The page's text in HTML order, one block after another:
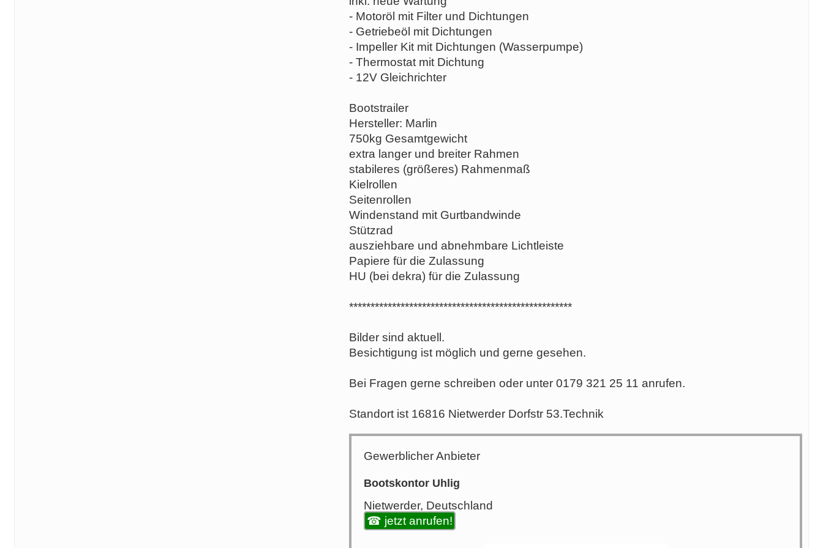
- Motoröl mit Filter und Dichtungen
- Getriebeöl mit Dichtungen
- Impeller Kit mit Dichtungen (Wasserpumpe)
- Thermostat mit Dichtung
- 12V Gleichrichter
Bootstrailer
Hersteller: Marlin
750kg Gesamtgewicht
extra langer und breiter Rahmen
stabileres (größeres) Rahmenmaß
Kielrollen
Seitenrollen
Windenstand mit Gurtbandwinde
Stützrad
ausziehbare und abnehmbare Lichtleiste
Papiere für die Zulassung
HU (bei dekra) für die Zulassung
****************************************************
Bilder sind aktuell.
Besichtigung ist möglich und gerne gesehen.
Bei Fragen gerne schreiben oder unter 0179 321 25 11 anrufen.
Standort ist 16816 Nietwerder Dorfstr 53.Technik
Gewerblicher Anbieter
Bootskontor Uhlig
Nietwerder, Deutschland
☎ jetzt anrufen!